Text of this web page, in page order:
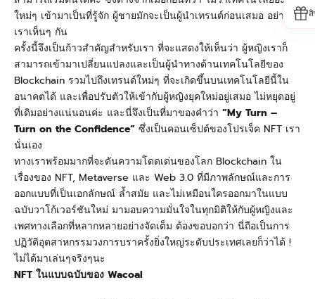
ใหม่ๆ เข้ามาเป็นที่รู้จัก ผู้ชายมักจะเป็นผู้นำเทรนด์ก่อนเสมอ อย่างที่
เราเห็นๆ กัน
ครั้งนี้จึงเป็นก้าวสำคัญสำหรับเรา ที่จะแสดงให้เห็นว่า ผู้หญิงเราก็
สามารถเข้ามาเปลี่ยนแปลงและเป็นผู้นำทางด้านเทคโนโลยีของ
Blockchain รวมไปถึงเทรนด์ใหม่ๆ ที่จะเกิดขึ้นบนเทคโนโลยีนี้ใน
อนาคตได้ และเพื่อปรับตัวให้เข้ากับผู้หญิงยุคใหม่อยู่เสมอ ไม่หยุดอยู่
ที่เดิมอย่างแน่นอนค่ะ และนี่จึงเป็นที่มาของคำว่า “My Turn –
Turn on the Confidence” ซึ่งเป็นคอนเซ็ปต์ของโปรเจ็ค NFT เรา
นั่นเอง
ทางเราพร้อมมากที่จะดันความโดดเด่นของโลก Blockchain ใน
เรื่องของ NFT, Metaverse และ Web 3.0 ที่มีภาพลักษณ์และการ
ออกแบบที่เป็นเอกลักษณ์ ล้ำสมัย และไม่เหมือนใครออกมาในแบบ
ฉบับวาโก้เวอร์ชันใหม่ มามอบความมั่นใจในทุกมิติให้กับผู้หญิงและ
เพศทางเลือกที่หลากหลายอย่างจัดเต็ม ต้องขอบอกว่า นี่ถือเป็นการ
ปฏิวัติอุตสาหกรรมวงการบราครั้งยิ่งใหญ่ระดับประเทศเลยก็ว่าได้ !
ไม่ได้มาเล่นๆจริงๆนะ
NFT ในแบบฉบับของ Wacoal